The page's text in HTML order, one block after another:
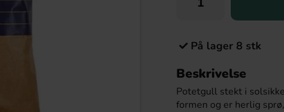
Malaco Gott & Blandat 50g
10.90 kr 4.90 kr
På lager 8 stk
Beskrivelse
Potetgull stekt i
formen og er herlig